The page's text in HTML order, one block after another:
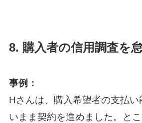
8. 購入者の信用調査を
事例：
Hさんは、購入希望者の支払
いまま契約を進めました。と